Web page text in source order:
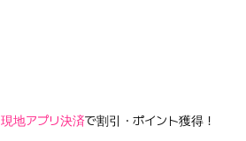
現地アプリ決済で割引・ポイント獲得！